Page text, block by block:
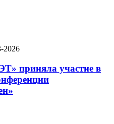
2026
приняла участие в